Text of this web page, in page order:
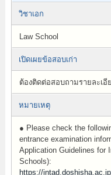
วิชาเอก
Law School
เปิดเผยข้อสอบเก่า
ต้องติดต่อสอบถามรายละเอี
หมายเหตุ
● Please check the
entrance examination
Application Guidelines for
Schools):
https://